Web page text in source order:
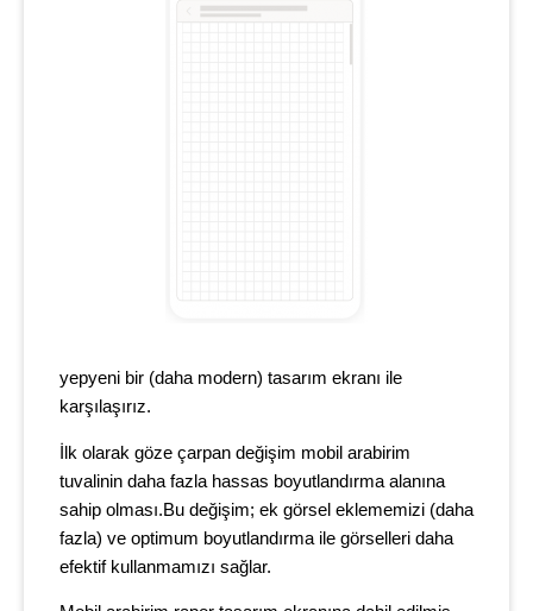
yepyeni bir (daha modern) tasarım ekranı ile
karşılaşırız.
İlk olarak göze çarpan değişim mobil arabirim
tuvalinin daha fazla hassas boyutlandırma alanına
sahip olması.Bu değişim; ek görsel eklememizi (daha
fazla) ve optimum boyutlandırma ile görselleri daha
efektif kullanmamızı sağlar.